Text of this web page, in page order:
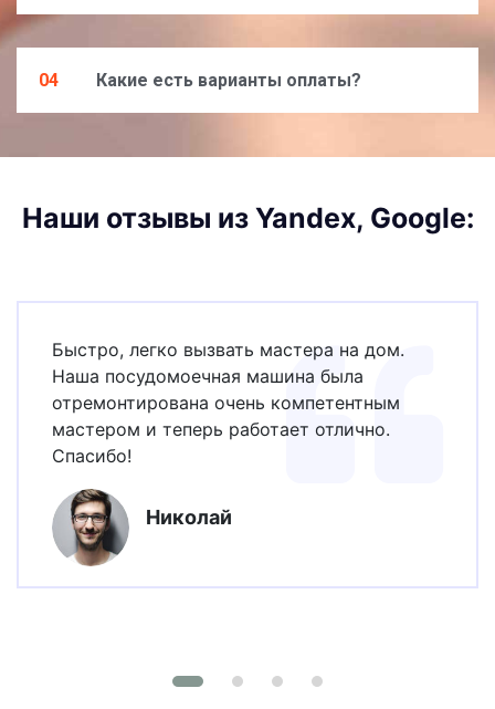
04 Какие есть варианты оплаты?
Наши отзывы из Yandex, Google:
Быстро, легко вызвать мастера на дом.
Наша посудомоечная машина была
отремонтирована очень компетентным
мастером и теперь работает отлично.
Спасибо!
Николай